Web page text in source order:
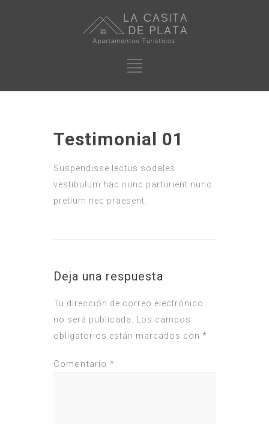
Testimonial 01
Suspendisse lectus sodales
vestibulum hac nunc parturient nunc
pretium nec praesent.
Deja una respuesta
Tu dirección de correo electrónico
no será publicada.
Los campos
obligatorios están marcados con *
Comentario *